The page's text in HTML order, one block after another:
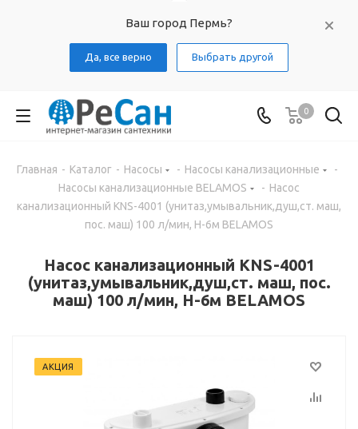
Ваш город Пермь?
Да, все верно Выбрать другой
0
Главная - Каталог - Насосы - Насосы канализационные
-
Насосы канализационные BELAMOS
- Насос
канализационный KNS-4001 (унитаз,умывальник,душ,ст. маш,
пос. маш) 100 л/мин, H-6м BELAMOS
Насос канализационный KNS-4001
(унитаз,умывальник,душ,ст. маш, пос.
маш) 100 л/мин, H-6м BELAMOS
АКЦИЯ